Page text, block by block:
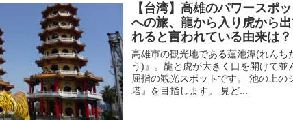
【台湾】高雄のパワースポ
への旅、龍から入り虎から
れると言われている由来は？
高雄市の観光地である蓮池潭(れんち
う)』。龍と虎が大きく口を開けて
屈指の観光スポットです。 池の上の
塔』を目指します。 見ど...